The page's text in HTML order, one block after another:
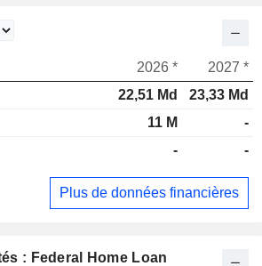
: Federal Home Loan
2026 *
2027 *
22,51 Md
23,33 Md
11 M
-
- -
Plus de données financières